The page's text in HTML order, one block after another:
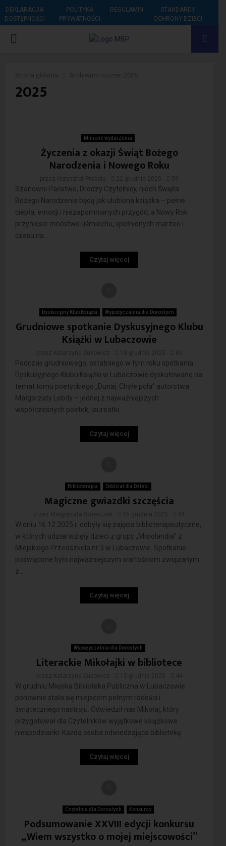
DEKLARACJA
DOSTĘPNOŚCI
POLITYKA
PRYWATNOŚCI
REGULAMIN
STANDARDY
OCHRONY DZIECI
PRIMARY
2025
Minione wydarzenia
Życzenia z okazji Świąt Bożego
Narodzenia i Nowego Roku
Szanowni Państwo, Drodzy Czytelnicy, niech Święta
Bożego Narodzenia będą jak ulubiona książka – pełne
ciepła, emocji i niezapomnianych przygód, a Nowy Rok
przyniesie mnóstwo uśmiechu, spełnionych marzeń i
czasu na...
Czytaj więcej
Dyskusyjny Klub Książki Wypożyczalnia dla Dorosłych
Grudniowe spotkanie Dyskusyjnego Klubu
Książki w Lubaczowie
Podczas grudniowego, ostatniego w tym roku spotkania
Dyskusyjnego Klubu Książki w Lubaczowie dyskutowano na
temat tomu poetyckiego „Dunaj. Chyłe pola” autorstwa
Małgorzaty Lebdy – jednej z najważniejszych
współczesnych poetek, laureatki...
Czytaj więcej
Biblioterapia Oddział dla Dzieci
Magiczne gwiazdki szczęścia
W dniu 16.12.2025 r. odbyły się zajęcia biblioterapeutyczne,
w których udział wzięły dzieci z grupy „Misiolandia” z
Miejskiego Przedszkola nr 3 w Lubaczowie. Spotkanie
poświęcone było najważniejszym wartościom związanym
z...
Czytaj więcej
Wypożyczalnia dla Dorosłych
Literackie Mikołajki w bibliotece
W grudniu Miejska Biblioteka Publiczna w Lubaczowie
ponownie stała się miejscem pełnym radości i
świątecznego nastroju. Odwiedził nas Mikołaj, który
przygotował dla Czytelników wyjątkowe książkowe
niespodzianki. Każda osoba odwiedzająca bibliotekę...
Czytaj więcej
Czytelnia dla Dorosłych Konkursy
Podsumowanie XXVIII edycji konkursu
„Wiem wszystko o mojej miejscowości”